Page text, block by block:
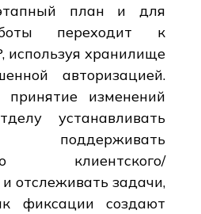
план и для
переходит к
используя хранилище
авторизацией.
принятие изменений
устанавливать
поддерживать
клиентского/
отслеживать задачи,
фиксации создают